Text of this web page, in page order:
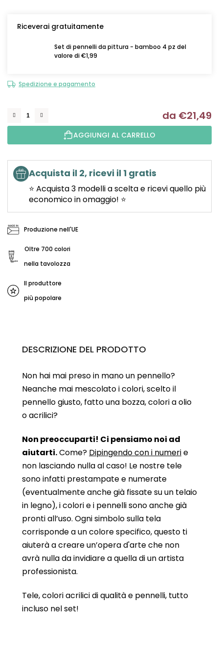
Riceverai gratuitamente
Set di pennelli da pittura - bamboo 4 pz del
valore di €1,99
Spedizione e pagamento
da €21,49
AGGIUNGI AL CARRELLO
Acquista il 2, ricevi il 1 gratis
⭐ Acquista 3 modelli a scelta e ricevi quello più
economico in omaggio! ⭐
Produzione nell'UE
Oltre 700 colori
nella tavolozza
Il produttore
più popolare
DESCRIZIONE DEL PRODOTTO
Non hai mai preso in mano un pennello?
Neanche mai mescolato i colori, scelto il
pennello giusto, fatto una bozza, colori a olio
o acrilici?
Non preoccuparti! Ci pensiamo noi ad
aiutarti.Come? Dipingendo con i numerie
non lasciando nulla al caso! Le nostre tele
sono infatti prestampate e numerate
(eventualmente anche già fissate su un telaio
in legno), i colori e i pennelli sono anche già
pronti all’uso. Ogni simbolo sulla tela
corrisponde a un colore specifico, questo ti
aiuterà a creare un’opera d'arte che non
avrà nulla da invidiare a quella di un artista
professionista.
Tele, colori acrilici di qualità e pennelli, tutto
incluso nel set!